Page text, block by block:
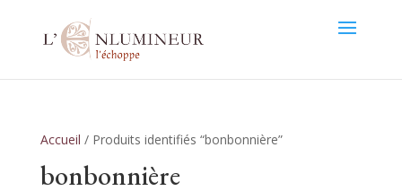
Accueil / Produits identifiés “bonbonnière”
bonbonnière